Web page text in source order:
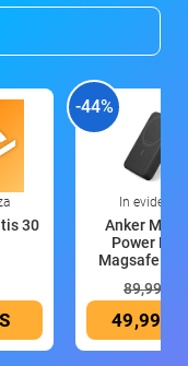
30
-44%
In evidenza
Anker
Power
Magsafe
89,99 €
49,99 €